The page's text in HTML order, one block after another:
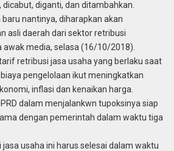
diganti, dan ditambahkan.
baru nantinya, diharapkan akan
asli daerah dari sektor retribusi
awak media, selasa (16/10/2018).
retribusi jasa usaha yang berlaku saat
pengelolaan ikut meningkatkan
inflasi dan kenaikan harga.
dalam menjalankwn tupoksinya siap
dengan pemerintah dalam waktu tiga
usaha ini harus selesai dalam waktu